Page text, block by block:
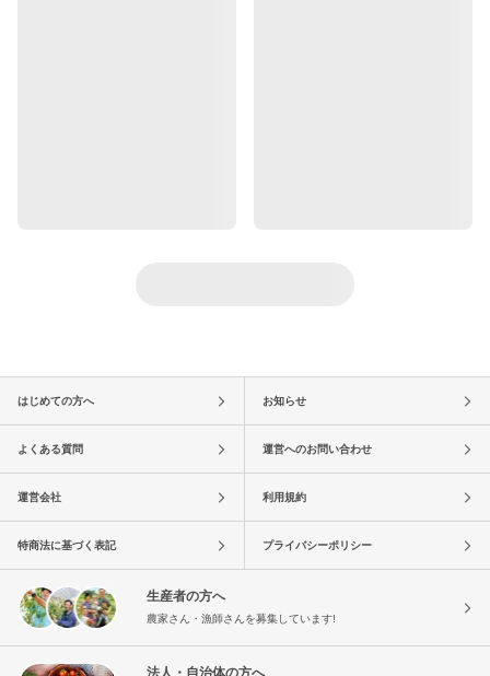
はじめての方へ お知らせ
よくある質問 運営へのお問い合わせ
運営会社 利用規約
特商法に基づく表記 プライバシーポリシー
生産者の方へ
農家さん・漁師さんを募集しています!
法人・自治体の方へ